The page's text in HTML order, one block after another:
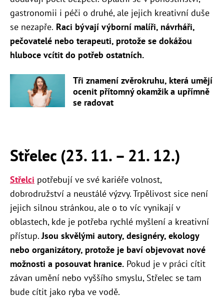
gastronomii i péči o druhé, ale jejich kreativní duše
se nezapře. Raci bývají výborní malíři, návrháři,
pečovatelé nebo terapeuti, protože se dokážou
hluboce vcítit do potřeb ostatních.
Tři znamení zvěrokruhu, která umějí
ocenit přítomný okamžik a upřímně
se radovat
Střelec (23. 11. – 21. 12.)
Střelci potřebují ve své kariéře volnost,
dobrodružství a neustálé výzvy. Trpělivost sice není
jejich silnou stránkou, ale o to víc vynikají v
oblastech, kde je potřeba rychlé myšlení a kreativní
přístup.Jsou skvělými autory, designéry, ekology
nebo organizátory, protože je baví objevovat nové
možnosti a posouvat hranice. Pokud je v práci cítit
závan umění nebo vyššího smyslu, Střelec se tam
bude cítit jako ryba ve vodě.